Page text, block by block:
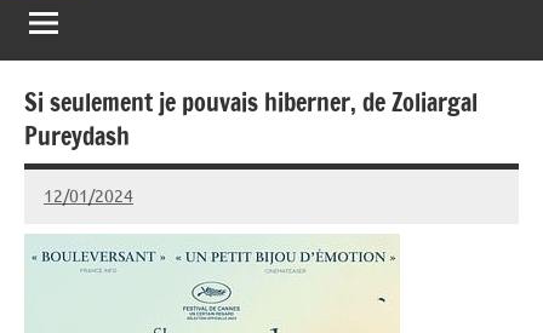
Le
Montreuil
Si seulement je pouvais hiberner, de Zoliargal
Pureydash
12/01/2024
Isabelle
Devaux
1
commentaire